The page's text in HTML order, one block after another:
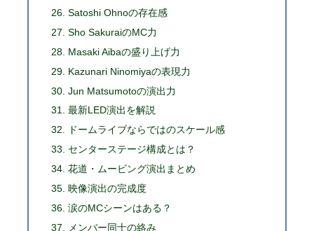
Satoshi Ohnoの存在感
Sho SakuraiのMC力
Masaki Aibaの盛り上げ力
Kazunari Ninomiyaの表現力
Jun Matsumotoの演出力
最新LED演出を解説
ドームライブならではのスケール感
センターステージ構成とは？
花道・ムービング演出まとめ
映像演出の完成度
涙のMCシーンはある？
メンバー同士の絡み